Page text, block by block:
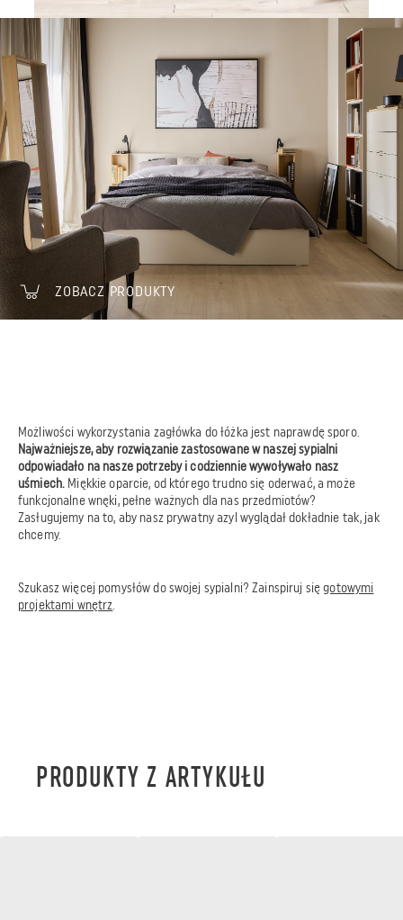
ZOBACZ PRODUKTY
Możliwości wykorzystania zagłówka do łóżka jest naprawdę sporo.
Najważniejsze, aby rozwiązanie zastosowane w naszej sypialni
odpowiadało na nasze potrzeby i codziennie wywoływało nasz
uśmiech. Miękkie oparcie, od którego trudno się oderwać, a może
funkcjonalne wnęki, pełne ważnych dla nas przedmiotów?
Zasługujemy na to, aby nasz prywatny azyl wyglądał dokładnie tak, jak
chcemy.
Szukasz więcej pomysłów do swojej sypialni? Zainspiruj sięgotowymi
projektami wnętrz
PRODUKTY Z ARTYKUŁU